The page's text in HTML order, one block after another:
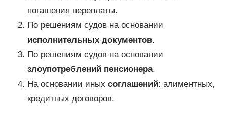
погашения переплаты.
По решениям судов на основании
исполнительных документов.
По решениям судов на основании
злоупотреблений пенсионера.
На основании иных соглашений: алиментных,
кредитных договоров.